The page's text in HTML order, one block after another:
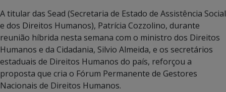
A titular das Sead (Secretaria de Estado de Assistência Social
e dos Direitos Humanos), Patrícia Cozzolino, durante
reunião híbrida nesta semana com o ministro dos Direitos
Humanos e da Cidadania, Silvio Almeida, e os secretários
estaduais de Direitos Humanos do país, reforçou a
proposta que cria o Fórum Permanente de Gestores
Nacionais de Direitos Humanos.